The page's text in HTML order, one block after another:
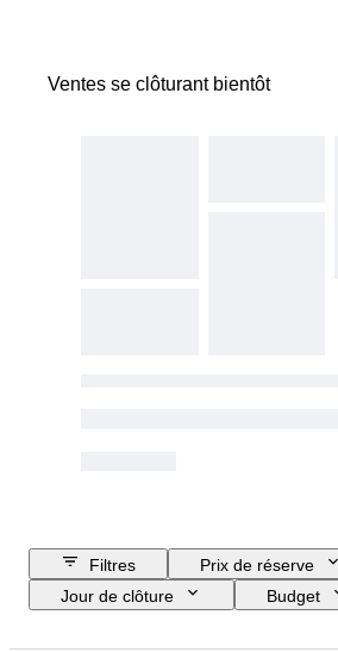
Ventes se clôturant bientôt
Filtres
Prix de réserve
Jour de clôture
Budget